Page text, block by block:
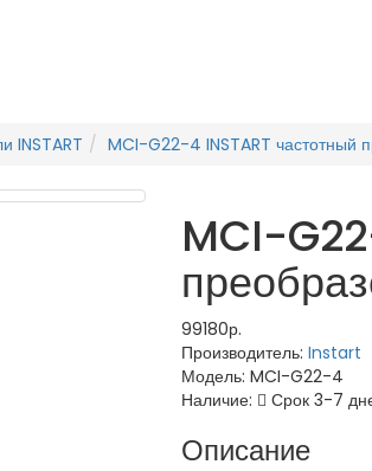
INSTART MCI-G22-4 INSTART частотный
MCI-
99180р.
Производитель: Instart
Модель: MCI-G22-4
Наличие:
Срок 3-7
Описание